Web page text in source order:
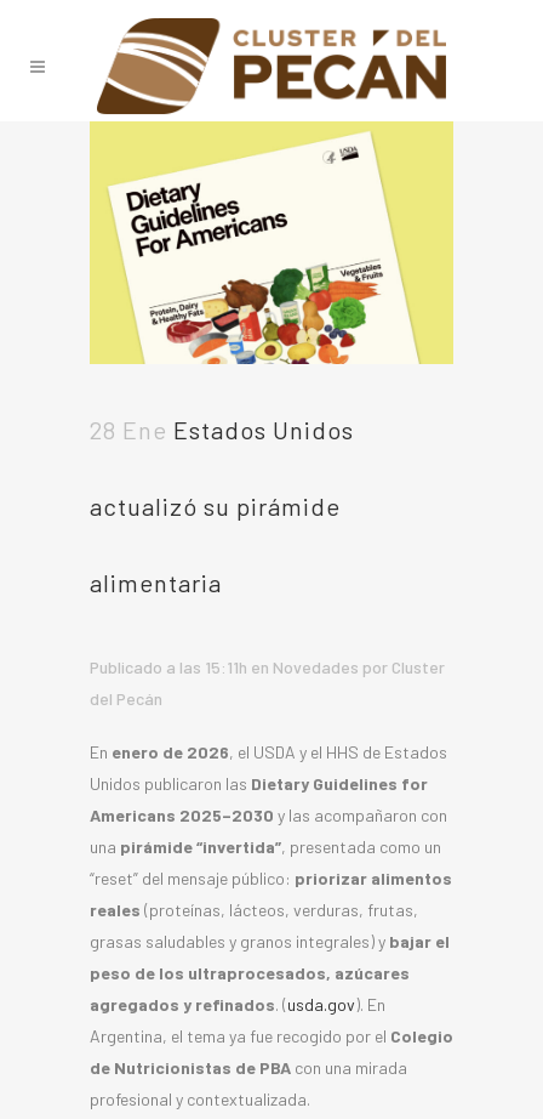
28 Ene Estados Unidos
actualizó su pirámide
alimentaria
Publicado a las 15:11h en Novedades por Cluster
del Pecán
En enero de 2026, el USDA y el HHS de Estados
Unidos publicaron las Dietary Guidelines for
Americans 2025–2030 y las acompañaron con
una pirámide “invertida”, presentada como un
“reset” del mensaje público: priorizar alimentos
reales (proteínas, lácteos, verduras, frutas,
grasas saludables y granos integrales) y bajar el
peso de los ultraprocesados, azúcares
agregados y refinados. (usda.gov). En
Argentina, el tema ya fue recogido por el Colegio
de Nutricionistas de PBA con una mirada
profesional y contextualizada.